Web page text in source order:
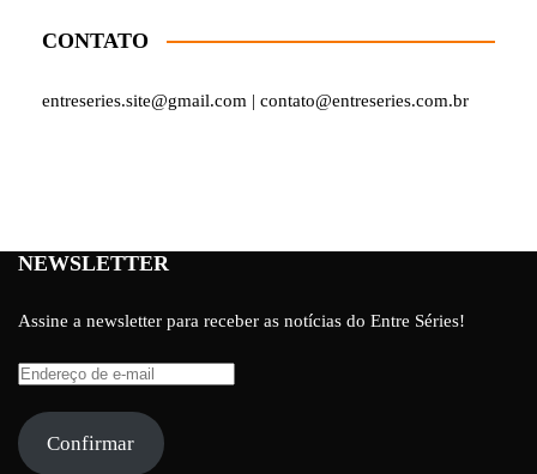
CONTATO
entreseries.site@gmail.com | contato@entreseries.com.br
NEWSLETTER
Assine a newsletter para receber as notícias do Entre Séries!
Endereço
e-
mail
Confirmar